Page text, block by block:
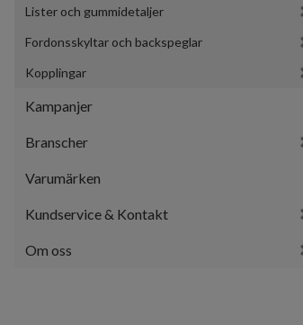
Lister och gummidetaljer
Fordonsskyltar och backspeglar
Kopplingar
Kampanjer
Branscher
Varumärken
Kundservice & Kontakt
Om oss